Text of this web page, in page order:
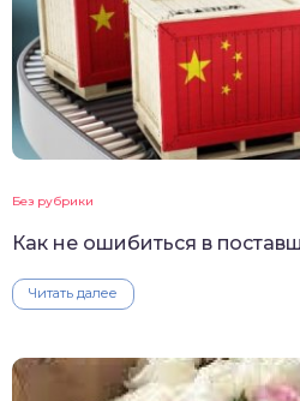
Без рубрики
Как не ошибиться в
Читать далее